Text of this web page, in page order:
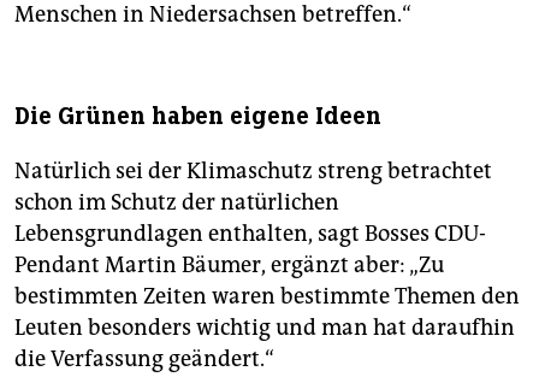
Menschen in Niedersachsen betreffen.“
Die Grünen haben eigene Ideen
Natürlich sei der Klimaschutz streng betrachtet
schon im Schutz der natürlichen
Lebensgrundlagen enthalten, sagt Bosses CDU-
Pendant Martin Bäumer, ergänzt aber: „Zu
bestimmten Zeiten waren bestimmte Themen den
Leuten besonders wichtig und man hat daraufhin
die Verfassung geändert.“